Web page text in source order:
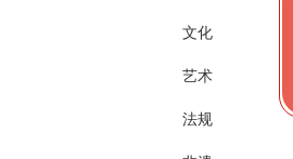
文化
艺术
法规